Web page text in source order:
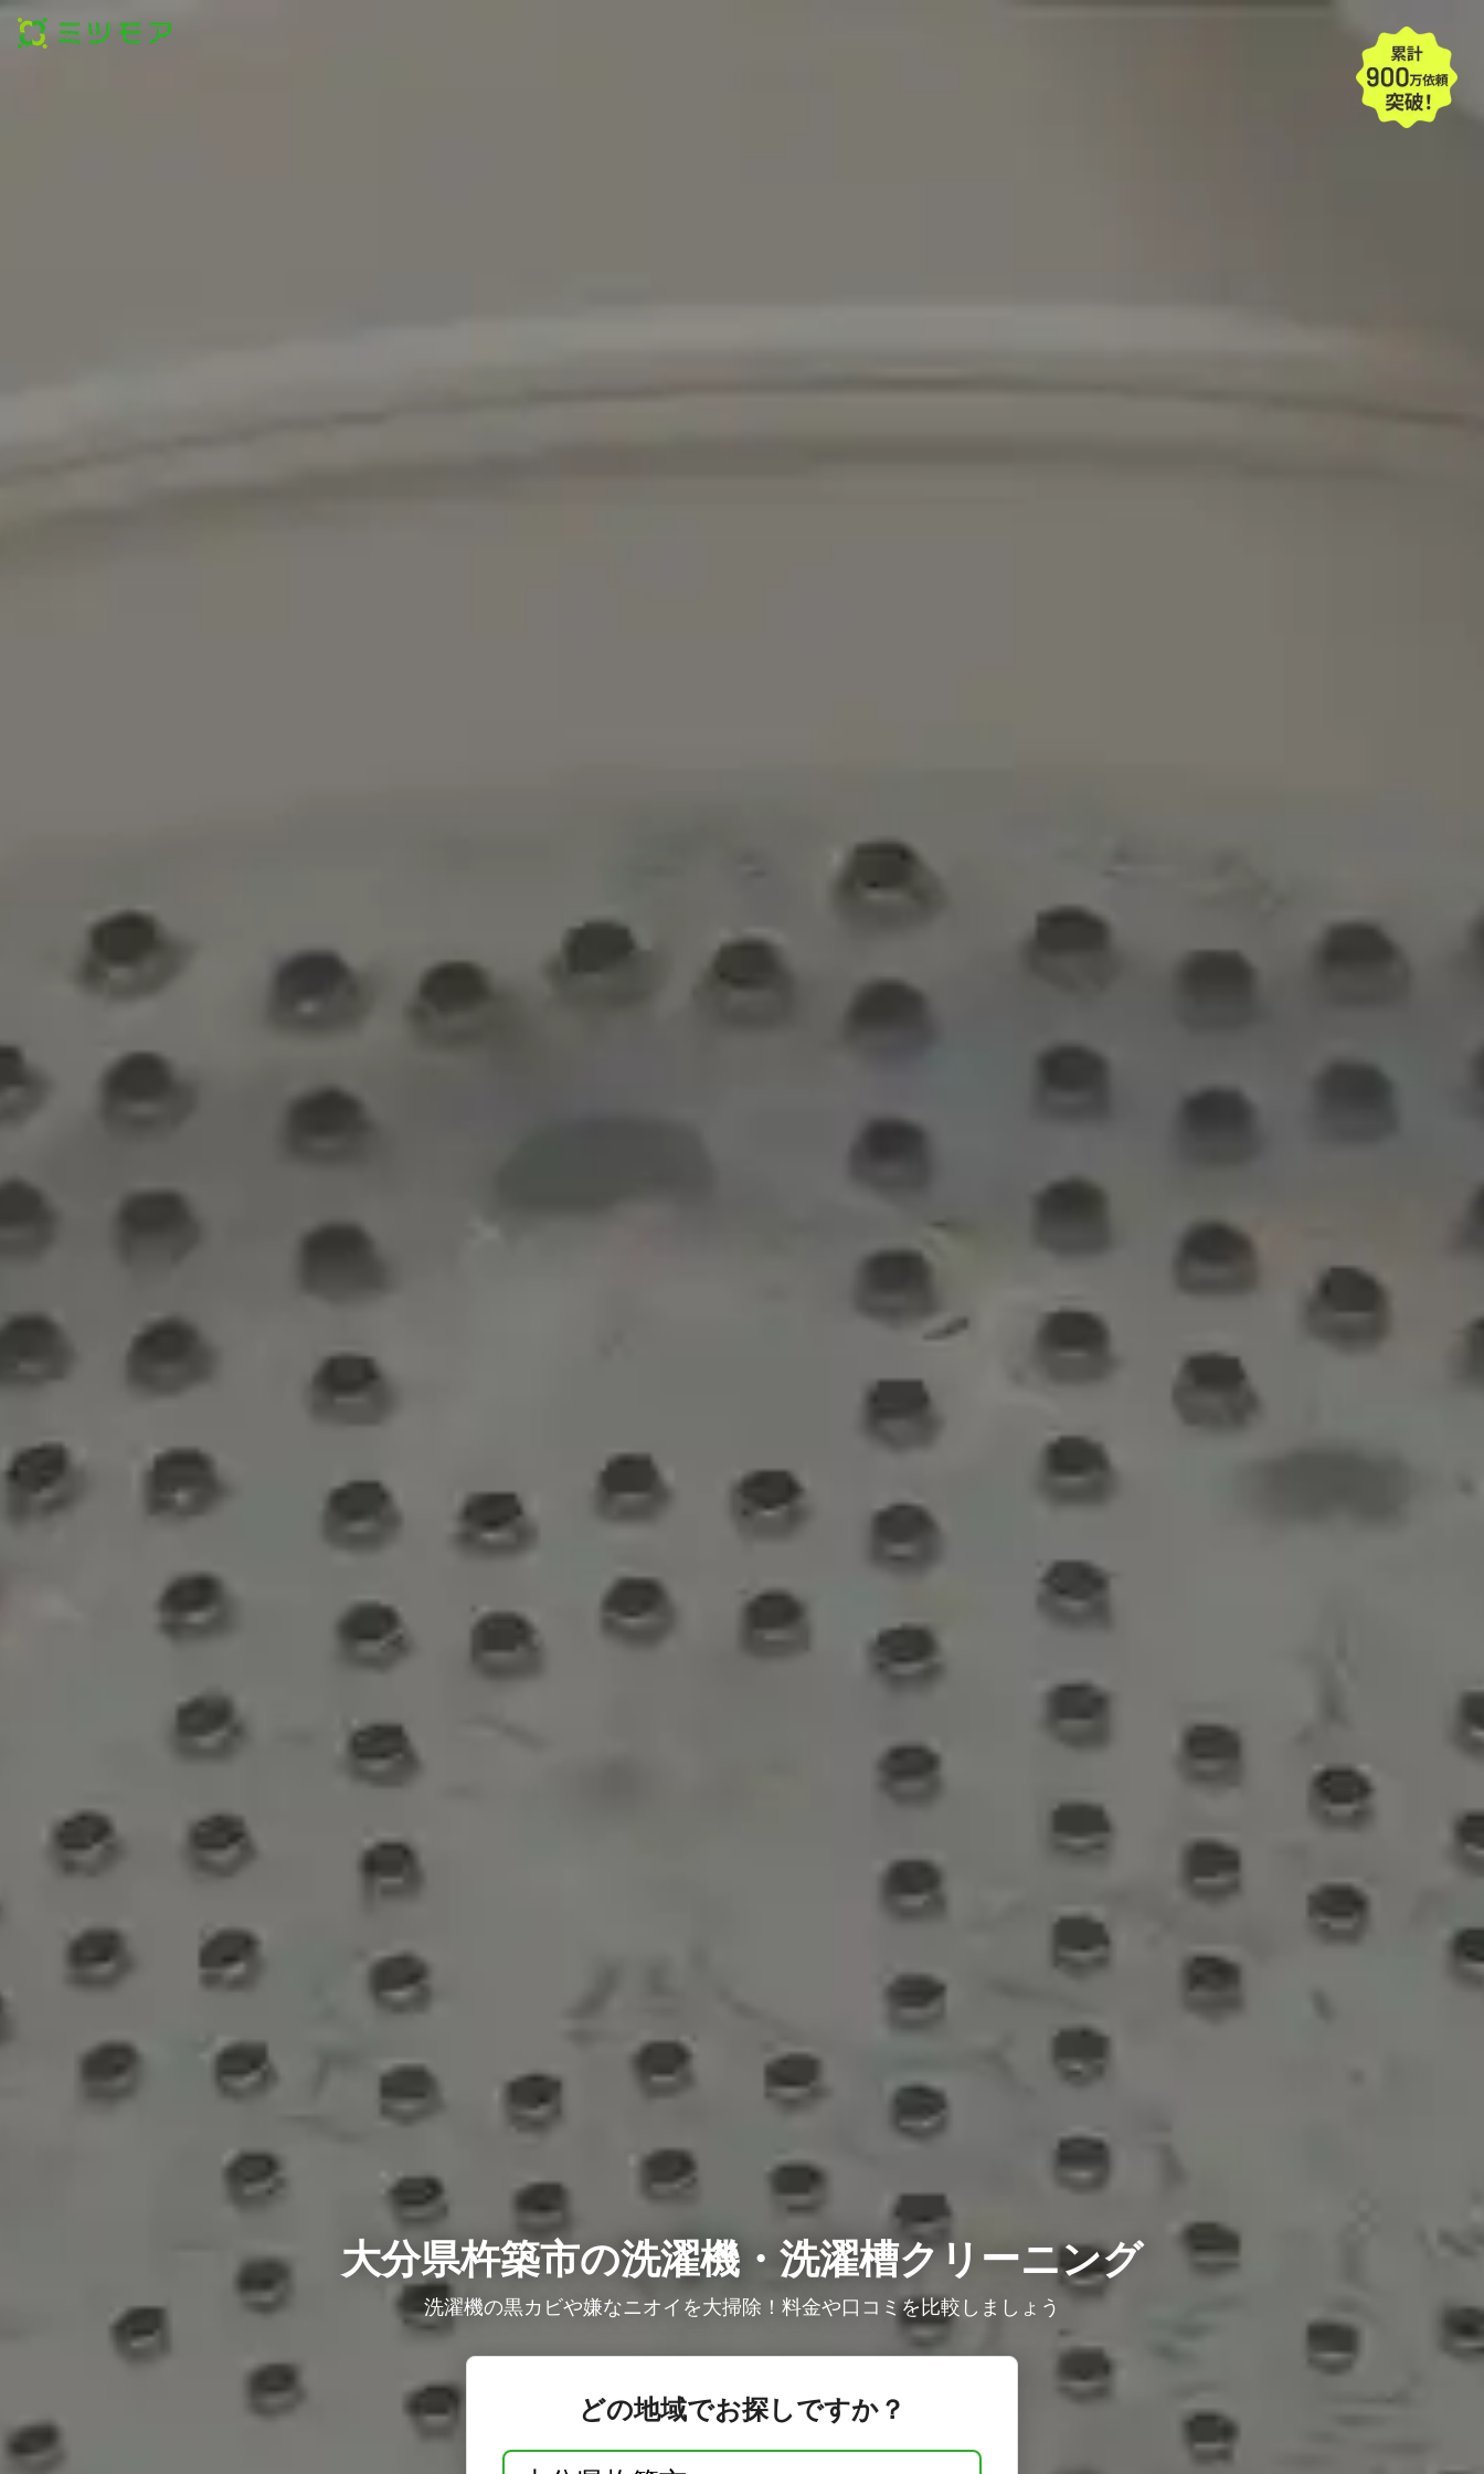
大分県杵築市の洗濯機・洗濯槽クリーニング
洗濯機の黒カビや嫌なニオイを大掃除！料金や口コミを比較しましょう
どの地域でお探しですか？